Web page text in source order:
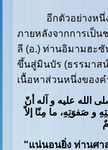
อีกตัวอย่างหนึ่งที่
ภายหลังจากการเป็
ลี (อ.) ท่านอิมามฮะซั
ขึ้นสู่มินบัร (ธรรมาส
เนื้อหาส่วนหนึ่งของ
الله عليه و آله أنّ
و صَفوَتِهِ، ما مِنّا إلاّ
"แน่นอนยิ่ง ท่านศา